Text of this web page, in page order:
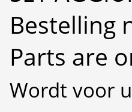
Bestelling
Parts are
Wordt voor